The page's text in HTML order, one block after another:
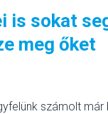
is sokat
meg őket
számolt már